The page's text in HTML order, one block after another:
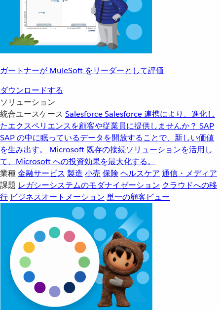
ガートナーが MuleSoft をリーダーとして評価
ダウンロードする
ソリューション
統合ユースケース SalesforceSalesforce 連携により、進化し
たエクスペリエンスを顧客や従業員に提供しませんか？ SAP
SAP の中に眠っているデータを開放することで、新しい価値
を生み出す。
Microsoft 既存の接続ソリューションを活用し
て、Microsoft への投資効果を最大化する。
業種金融サービス 製造 小売 保険 ヘルスケア 通信・メディア
課題 レガシーシステムのモダナイゼーション クラウドへの移
行 ビジネスオートメーション 単一の顧客ビュー